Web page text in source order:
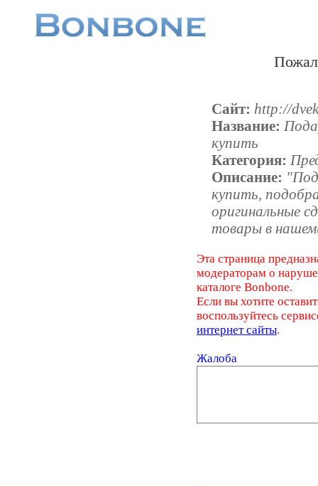
Сайт: http://
Название:
купить
Категория:
Описание:
купить,
оригинальные
товары в
Эта страница
модераторам о
каталоге Bonbone.
Если вы хотите
воспользуйтесь
интернет сайты.
Жалоба